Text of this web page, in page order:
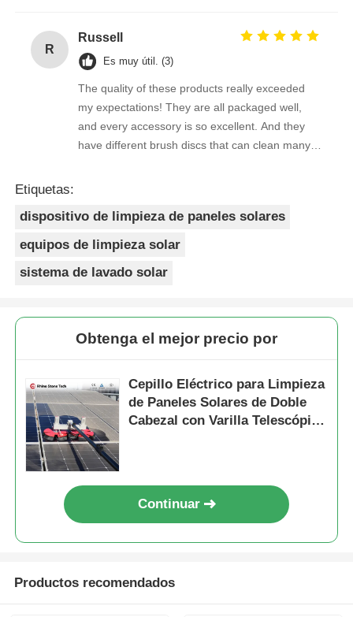
R
Russell
Es muy útil. (3)
The quality of these products really exceeded
my expectations! They are all packaged well,
and every accessory is so excellent. And they
have different brush discs that can clean many
Etiquetas:
dispositivo de limpieza de paneles solares
equipos de limpieza solar
sistema de lavado solar
Obtenga el mejor precio por
Cepillo Eléctrico para Limpieza
de Paneles Solares de Doble
Cabezal con Varilla Telescópica
Continuar
Productos recomendados